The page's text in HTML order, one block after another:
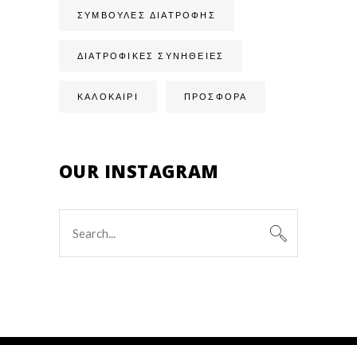
ΣΥΜΒΟΥΛΈΣ ΔΙΑΤΡΟΦΉΣ
ΔΙΑΤΡΟΦΙΚΈΣ ΣΥΝΉΘΕΙΕΣ
ΚΑΛΟΚΑΙΡΙ ΠΡΟΣΦΟΡΑ
OUR INSTAGRAM
for: